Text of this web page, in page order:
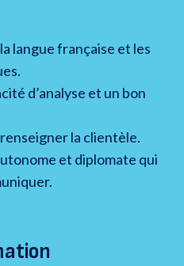
langue française et les
d’analyse et un bon
la clientèle.
et diplomate qui